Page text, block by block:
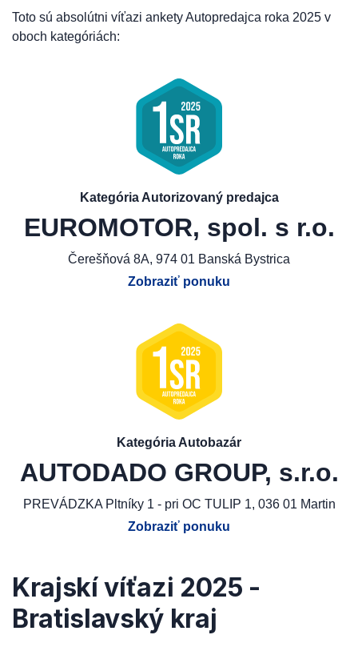
Toto sú absolútni víťazi ankety Autopredajca roka 2025 v
oboch kategóriách:
Kategória Autorizovaný predajca
EUROMOTOR, spol. s r.o.
Čerešňová 8A, 974 01 Banská Bystrica
Zobraziť ponuku
Kategória Autobazár
AUTODADO GROUP, s.r.o.
PREVÁDZKA Pltníky 1 - pri OC TULIP 1, 036 01 Martin
Zobraziť ponuku
Krajskí víťazi 2025 -
Bratislavský kraj